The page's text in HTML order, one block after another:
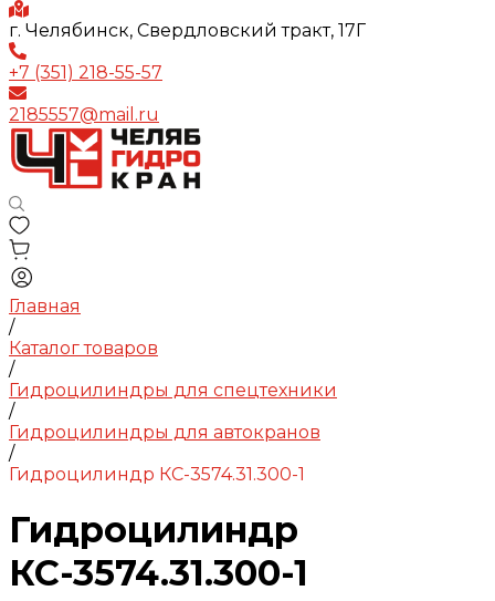
г. Челябинск, Свердловский тракт, 17Г
+7 (351) 218-55-57
2185557@mail.ru
Главная
/
Каталог товаров
/
Гидроцилиндры для спецтехники
/
Гидроцилиндры для автокранов
/
Гидроцилиндр КС-3574.31.300-1
Гидроцилиндр
КС-3574.31.300-1